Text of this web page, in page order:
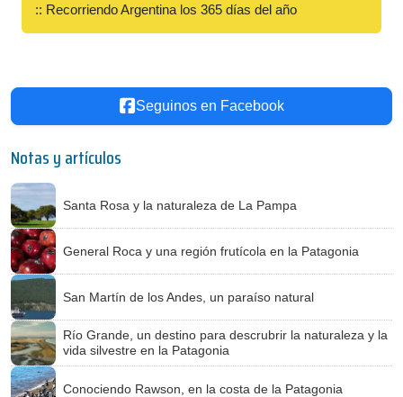
:: Recorriendo Argentina los 365 días del año
Seguinos en Facebook
Notas y artículos
Santa Rosa y la naturaleza de La Pampa
General Roca y una región frutícola en la Patagonia
San Martín de los Andes, un paraíso natural
Río Grande, un destino para descrubrir la naturaleza y la
vida silvestre en la Patagonia
Conociendo Rawson, en la costa de la Patagonia